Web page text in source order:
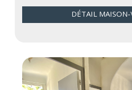
DÉTAIL MAISON-